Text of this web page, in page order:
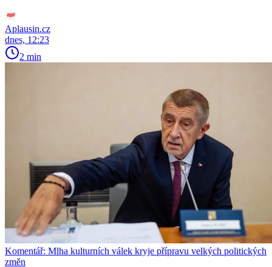
Aplausin.cz
dnes, 12:23
2 min
Komentář: Mlha kulturních válek kryje přípravu velkých politických
změn